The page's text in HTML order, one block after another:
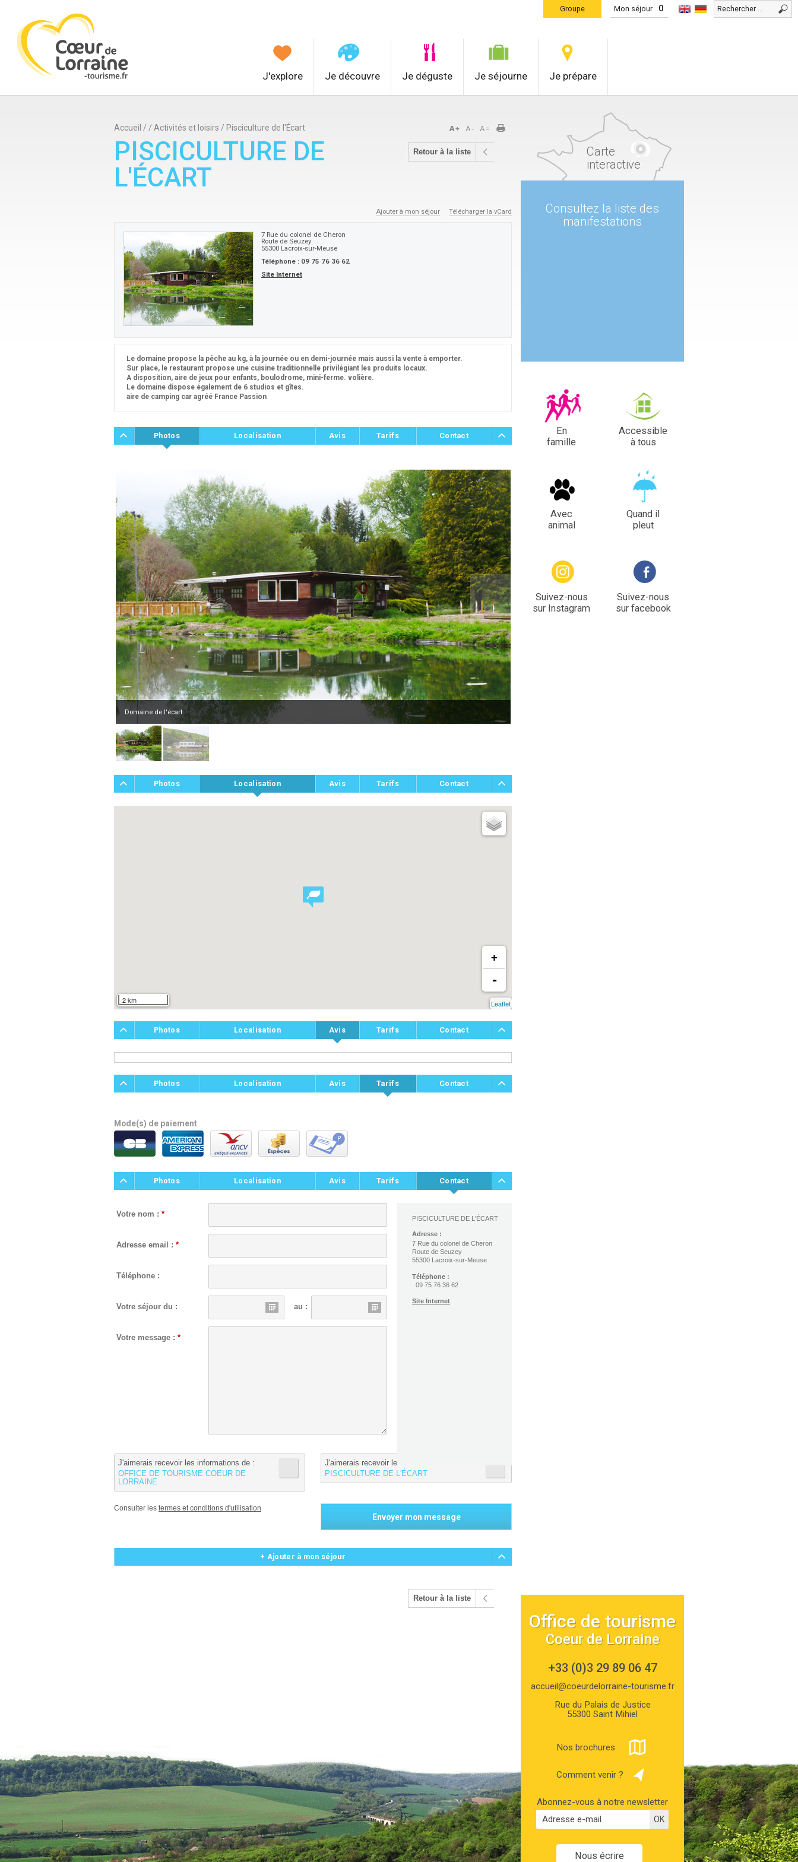
Mon séjour 0
Groupe
J'explore Je découvre Je déguste Je séjourne Je prépare
Accueil / / Activités et loisirs / Pisciculture de l'Écart
Retour à la liste
PISCICULTURE DE
L'ÉCART
Ajouter à mon séjour Télécharger la vCard
7 Rue du colonel de Cheron
Route de Seuzey
55300 Lacroix-sur-Meuse
Téléphone : 09 75 76 36 62
Site Internet
Le domaine propose la pêche au kg, à la journée ou en demi-journée mais aussi la vente à emporter.
Sur place, le restaurant propose une cuisine traditionnelle privilégiant les produits locaux.
A disposition, aire de jeux pour enfants, boulodrome, mini-ferme. volière.
Le domaine dispose également de 6 studios et gîtes.
aire de camping car agréé France Passion
Photos Localisation Avis Tarifs Contact
Domaine de l'écart
Photos Localisation Avis Tarifs Contact
2 km
+
-
Leaflet
Photos Localisation Avis Tarifs Contact
Photos Localisation Avis Tarifs Contact
Mode(s) de paiement
Photos Localisation Avis Tarifs Contact
Votre nom : *
Adresse email : *
Téléphone :
Votre séjour du : au :
Votre message : *
J'aimerais recevoir les informations de :
OFFICE DE TOURISME COEUR DE
LORRAINE
J'aimerais recevoir les informations de :
PISCICULTURE DE L'ÉCART
Consulter les termes et conditions d'utilisation
PISCICULTURE DE L'ÉCART
Adresse :
7 Rue du colonel de Cheron
Route de Seuzey
55300 Lacroix-sur-Meuse
Téléphone :
09 75 76 36 62
Site Internet
+ Ajouter à mon séjour
Retour à la liste
Carte
interactive
Consultez la liste des
manifestations
En
famille
Accessible
à tous
Avec
animal
Quand il
pleut
Suivez-nous
sur Instagram
Suivez-nous
sur facebook
Office de tourisme
Coeur de Lorraine
+33 (0)3 29 89 06 47
accueil@coeurdelorraine-tourisme.fr
Rue du Palais de Justice
55300 Saint Mihiel
Nos brochures
Comment venir ?
Abonnez-vous à notre newsletter
Nous écrire